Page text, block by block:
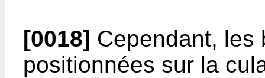
[0018] Cependant, les
positionnées sur la